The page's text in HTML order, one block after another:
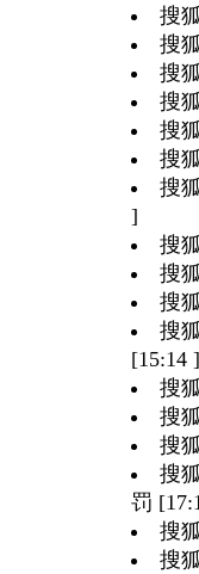
搜
搜
搜
搜
搜
搜
搜
]
搜
搜
搜
搜
[15:14 ]
搜
搜
搜
搜
罚
搜
搜